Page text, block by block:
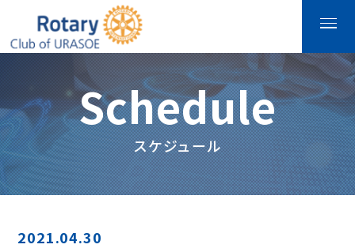
Schedule
スケジュール
2021.04.30